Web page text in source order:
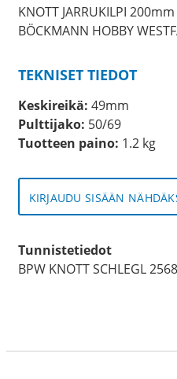
KNOTT JARRUKILPI
BÖCKMANN HOBBY
TEKNISET TIEDOT
Keskireikä: 49mm
Pulttijako: 50/69
Tuotteen paino: 1.2 kg
KIRJAUDU SISÄÄN
Tunnistetiedot
BPW KNOTT SCHLEGL